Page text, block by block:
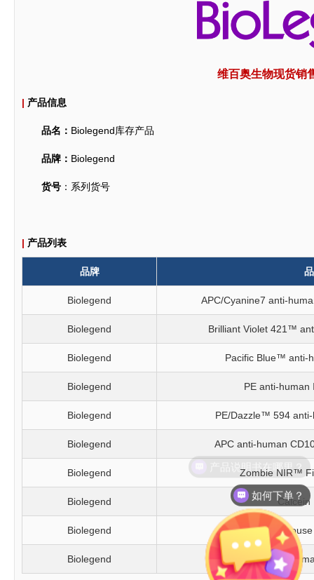
维百奥生物现货销
| 产品信息
品名： Biolegend库存产品
品牌： Biolegend
货号 ：系列货号
| 产品列表
品牌
Biolegend APC/Cyanine7 anti-
Biolegend Brilliant Violet 421™
Biolegend Pacific Blue™ anti-
Biolegend PE anti-human
Biolegend PE/Dazzle™ 594
Biolegend APC anti-human
Biolegend Zombie NIR™
Biolegend Calcein
Biolegend Recombinant
Biolegend Recombinant
如何下单？